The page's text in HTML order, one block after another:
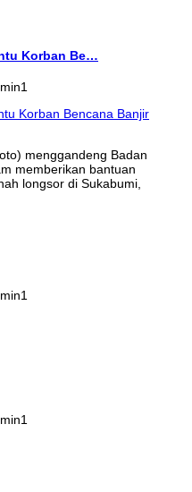
Korban Be…
menggandeng Badan
memberikan bantuan
longsor di Sukabumi,